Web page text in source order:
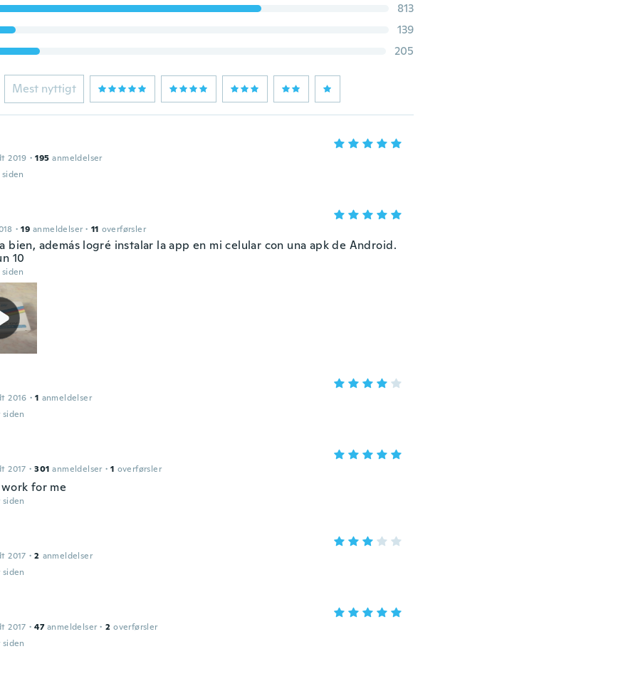
813
139
205
Mest nyttigt
2019 · 195 anmeldelser
· 19 anmeldelser · 11 overførsler
bien, además logré instalar la app en mi celular con una apk de Android.
10
2016 · 1 anmeldelser
siden
2017 · 301 anmeldelser · 1 overførsler
for me
siden
2017 · 2 anmeldelser
siden
2017 · 47 anmeldelser · 2 overførsler
siden